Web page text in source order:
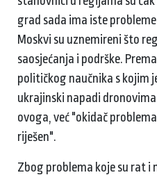
grad sada ima iste
Moskvi su uznemireni što
saosjećanja i podrške.
političkog naučnika s kojim
ukrajinski napadi
ovoga, već "okidač
riješen".
Zbog problema koje su rat i